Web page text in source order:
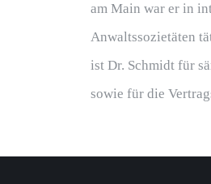
am Main war er in
Anwaltssozietäten
ist Dr. Schmidt für
sowie für die